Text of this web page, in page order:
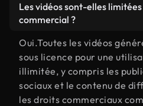
Les vidéos sont-elles limitées
commercial ?
Oui.Toutes les vidéos
sous licence pour une
illimitée, y compris les
sociaux et le contenu de
les droits commerciaux